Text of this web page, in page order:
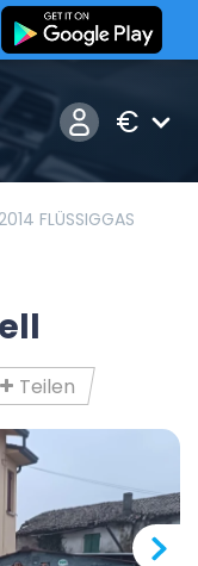
€
FLÜSSIGGAS
Teilen